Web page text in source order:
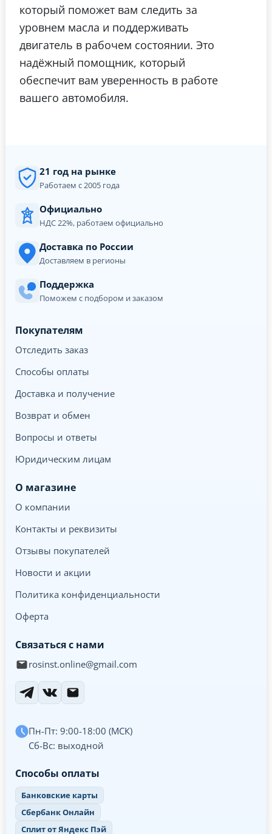
который поможет вам следить за
уровнем масла и поддерживать
двигатель в рабочем состоянии. Это
надёжный помощник, который
обеспечит вам уверенность в работе
вашего автомобиля.
21 год на рынке
Работаем с 2005 года
Официально
НДС 22%, работаем официально
Доставка по России
Доставляем в регионы
Поддержка
Поможем с подбором и заказом
Покупателям
Отследить заказ
Способы оплаты
Доставка и получение
Возврат и обмен
Вопросы и ответы
Юридическим лицам
О магазине
О компании
Контакты и реквизиты
Отзывы покупателей
Новости и акции
Политика конфиденциальности
Оферта
Связаться с нами
rosinst.online@gmail.com
Пн-Пт: 9:00-18:00 (МСК)
Сб-Вс: выходной
Способы оплаты
Банковские карты
Сбербанк Онлайн
Сплит от Яндекс Пэй